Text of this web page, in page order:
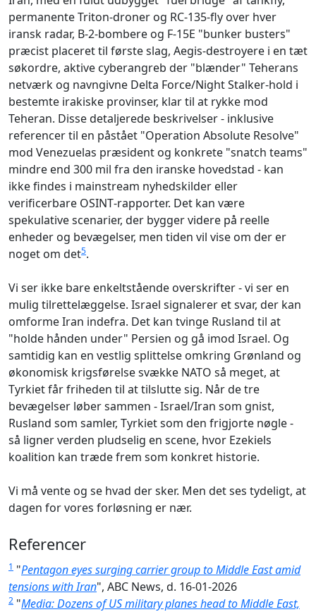
permanente Triton‑droner og RC‑135‑fly over hver
iransk radar, B‑2‑bombere og F‑15E "bunker busters"
præcist placeret til første slag, Aegis‑destroyere i en tæt
søkordre, aktive cyberangreb der "blænder" Teherans
netværk og navngivne Delta Force/Night Stalker‑hold i
bestemte irakiske provinser, klar til at rykke mod
Teheran. Disse detaljerede beskrivelser - inklusive
referencer til en påstået "Operation Absolute Resolve"
mod Venezuelas præsident og konkrete "snatch teams"
mindre end 300 mil fra den iranske hovedstad - kan
ikke findes i mainstream nyhedskilder eller
verificerbare OSINT‑rapporter. Det kan være
spekulative scenarier, der bygger videre på reelle
enheder og bevægelser, men tiden vil vise om der er
noget om det5.
Vi ser ikke bare enkeltstående overskrifter - vi ser en
mulig tilrettelæggelse. Israel signalerer et svar, der kan
omforme Iran indefra. Det kan tvinge Rusland til at
"holde hånden under" Persien og gå imod Israel. Og
samtidig kan en vestlig splittelse omkring Grønland og
økonomisk krigsførelse svække NATO så meget, at
Tyrkiet får friheden til at tilslutte sig. Når de tre
bevægelser løber sammen - Israel/Iran som gnist,
Rusland som samler, Tyrkiet som den frigjorte nøgle -
så ligner verden pludselig en scene, hvor Ezekiels
koalition kan træde frem som konkret historie.
Vi må vente og se hvad der sker. Men det ses tydeligt, at
dagen for vores forløsning er nær.
Referencer
1 "Pentagon eyes surging carrier group to Middle East amid
tensions with Iran", ABC News, d. 16-01-2026
2 "Media: Dozens of US military planes head to Middle East,